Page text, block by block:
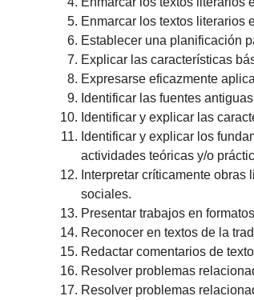
Enmarcar los textos literarios
Establecer una planificación
Explicar las características
Expresarse eficazmente
Identificar las fuentes
Identificar y explicar las
Identificar y explicar los
actividades teóricas y/o
Interpretar críticamente
sociales.
Presentar trabajos en
Reconocer en textos de la
Redactar comentarios de
Resolver problemas
Resolver problemas